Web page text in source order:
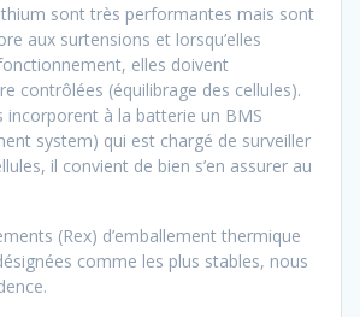
sont très performantes mais sont
aux surtensions et lorsqu’elles
elles doivent
contrôlées (équilibrage des cellules).
incorporent à la batterie un BMS
system) qui est chargé de surveiller
il convient de bien s’en assurer au
(Rex) d’emballement thermique
comme les plus stables, nous